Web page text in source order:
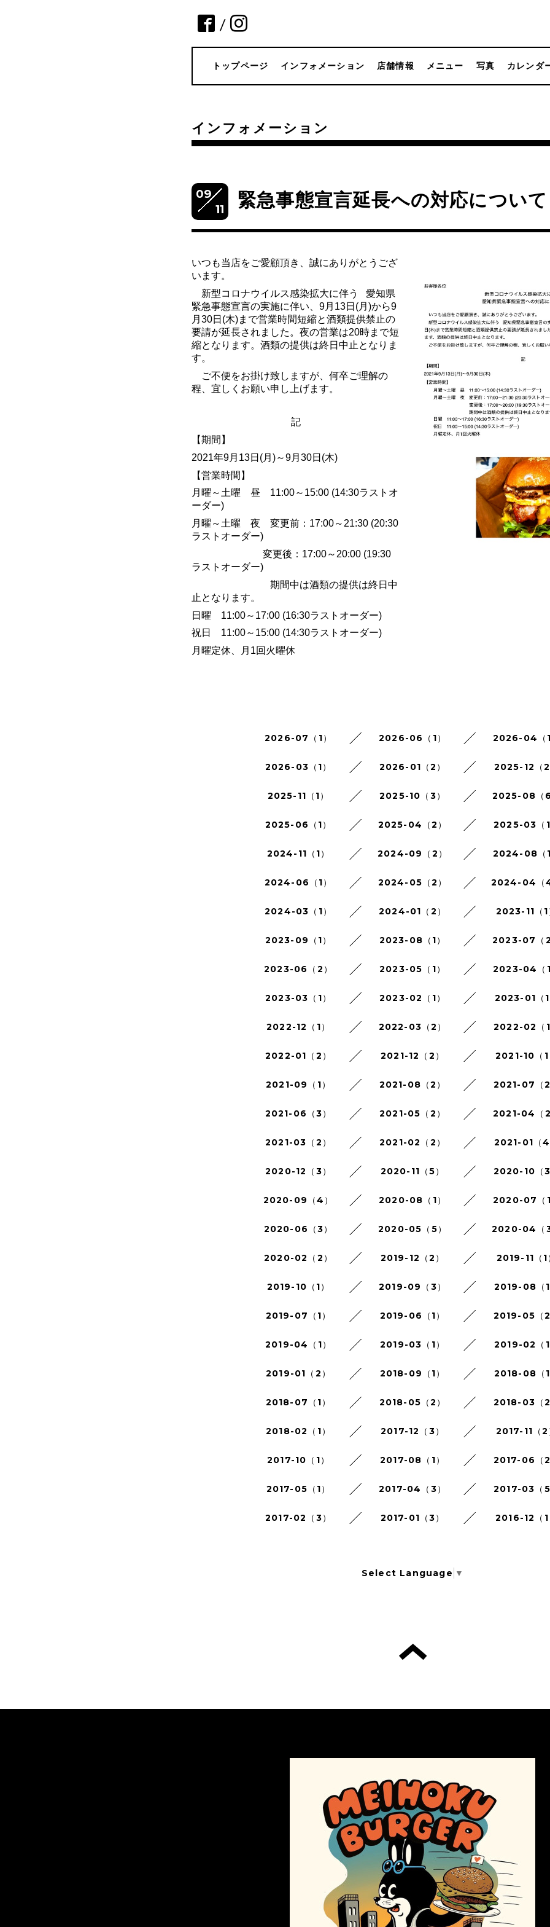
/
トップページ インフォメーション 店舗情報 メニュー 写真 カレンダ
インフォメーション
09
11
緊急事態宣言延長への対応について
いつも当店をご愛顧頂き、誠にありがとうござ
います。
新型コロナウイルス感染拡大に伴う
愛知県
緊急事態宣言の実施に伴い、 9月 13日 (月 )から9
月 30日 (木)まで営業時間短縮と酒類提供禁止の
要請が延長されました。夜の営業は20時まで短
縮となります。酒類の提供は終日中止となりま
す。
ご不便をお掛け致しますが、何卒ご理解の
程、宜しくお願い申し上げます。
記
【期間】
2021年9月 13日 (月 )～9月 30日 (木)
【営業時間】
月曜～土曜 昼 11:00～ 15:00 (14:30ラストオ
ーダー)
月曜～土曜 夜 変更前： 17:00～ 21:30 (20:30
ラストオーダー)
変更後： 17:00～ 20:00 (19:30
ラストオーダー)
期間中は酒類の提供は終日中
止となります。
日曜 11:00～ 17:00 (16:30ラストオーダー)
祝日 11:00～ 15:00 (14:30ラストオーダー)
月曜定休、月 1回火曜休
2026-07（1） 2026-06（1） 2026-04（1
2026-03（1） 2026-01（2） 2025-12（2
2025-11（1） 2025-10（3） 2025-08（6
2025-06（1） 2025-04（2） 2025-03（1
2024-11（1） 2024-09（2） 2024-08（1
2024-06（1） 2024-05（2） 2024-04（4
2024-03（1） 2024-01（2） 2023-11（1
2023-09（1） 2023-08（1） 2023-07（2
2023-06（2） 2023-05（1） 2023-04（1
2023-03（1） 2023-02（1） 2023-01（1
2022-12（1） 2022-03（2） 2022-02（1
2022-01（2） 2021-12（2） 2021-10（1
2021-09（1） 2021-08（2） 2021-07（2
2021-06（3） 2021-05（2） 2021-04（2
2021-03（2） 2021-02（2） 2021-01（4
2020-12（3） 2020-11（5） 2020-10（3
2020-09（4） 2020-08（1） 2020-07（1
2020-06（3） 2020-05（5） 2020-04（3
2020-02（2） 2019-12（2） 2019-11（1
2019-10（1） 2019-09（3） 2019-08（1
2019-07（1） 2019-06（1） 2019-05（2
2019-04（1） 2019-03（1） 2019-02（1
2019-01（2） 2018-09（1） 2018-08（1
2018-07（1） 2018-05（2） 2018-03（2
2018-02（1） 2017-12（3） 2017-11（2
2017-10（1） 2017-08（1） 2017-06（2
2017-05（1） 2017-04（3） 2017-03（5
2017-02（3） 2017-01（3） 2016-12（1
Select Language ▼